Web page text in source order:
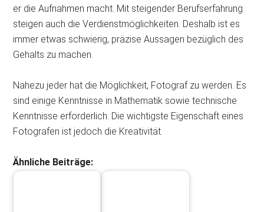
er die Aufnahmen macht. Mit steigender Berufserfahrung
steigen auch die Verdienstmöglichkeiten. Deshalb ist es
immer etwas schwierig, präzise Aussagen bezüglich des
Gehalts zu machen.
Nahezu jeder hat die Möglichkeit, Fotograf zu werden. Es
sind einige Kenntnisse in Mathematik sowie technische
Kenntnisse erforderlich. Die wichtigste Eigenschaft eines
Fotografen ist jedoch die Kreativität.
Ähnliche Beiträge: